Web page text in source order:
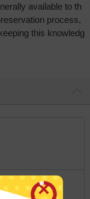
available to th
process,
this knowledg